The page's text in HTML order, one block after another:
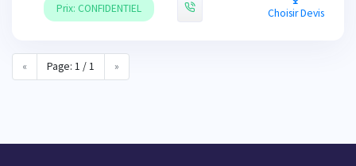
Prix: CONFIDENTIEL Choisir Devis
« Page: 1 / 1 »